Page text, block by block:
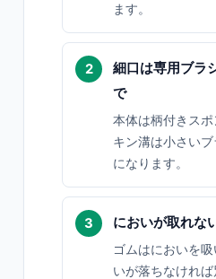
ます。
細口は専用ブラ
で
本体は柄付きス
キン溝は小さい
になります。
においが取れな
ゴムはにおいを
いが落ちなければ